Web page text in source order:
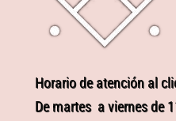
Horario de atención al
De martes a viernes de